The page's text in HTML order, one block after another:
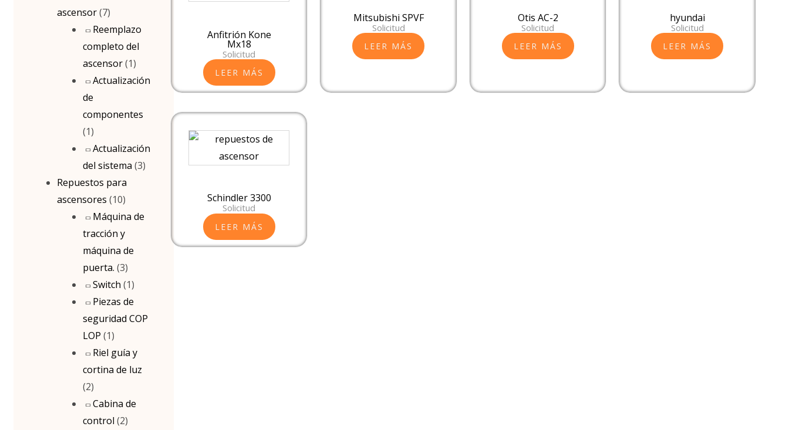
ascensor(7)
Reemplazo
completo del
ascensor(1)
Actualización
de
componentes
(1)
Actualización
del sistema (3)
Repuestos para
ascensores (10)
Máquina de
tracción y
máquina de
puerta. (3)
Switch (1)
Piezas de
seguridad COP
LOP (1)
Riel guía y
cortina de luz
(2)
Cabina de
control (2)
Anfitrión Kone
Mx18
Solicitud
LEER MÁS
Mitsubishi SPVF
Solicitud
LEER MÁS
Otis AC-2
Solicitud
LEER MÁS
hyundai
Solicitud
LEER MÁS
Schindler 3300
Solicitud
LEER MÁS